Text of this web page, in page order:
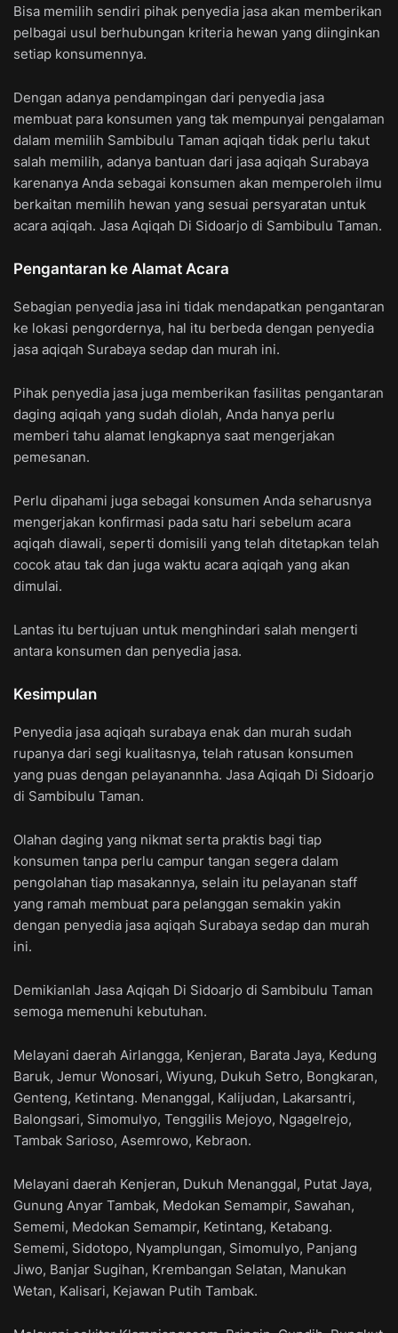
Bisa memilih sendiri pihak penyedia jasa akan memberikan
pelbagai usul berhubungan kriteria hewan yang diinginkan
setiap konsumennya.
Dengan adanya pendampingan dari penyedia jasa
membuat para konsumen yang tak mempunyai pengalaman
dalam memilih Sambibulu Taman aqiqah tidak perlu takut
salah memilih, adanya bantuan dari jasa aqiqah Surabaya
karenanya Anda sebagai konsumen akan memperoleh ilmu
berkaitan memilih hewan yang sesuai persyaratan untuk
acara aqiqah. Jasa Aqiqah Di Sidoarjo di Sambibulu Taman.
Pengantaran ke Alamat Acara
Sebagian penyedia jasa ini tidak mendapatkan pengantaran
ke lokasi pengordernya, hal itu berbeda dengan penyedia
jasa aqiqah Surabaya sedap dan murah ini.
Pihak penyedia jasa juga memberikan fasilitas pengantaran
daging aqiqah yang sudah diolah, Anda hanya perlu
memberi tahu alamat lengkapnya saat mengerjakan
pemesanan.
Perlu dipahami juga sebagai konsumen Anda seharusnya
mengerjakan konfirmasi pada satu hari sebelum acara
aqiqah diawali, seperti domisili yang telah ditetapkan telah
cocok atau tak dan juga waktu acara aqiqah yang akan
dimulai.
Lantas itu bertujuan untuk menghindari salah mengerti
antara konsumen dan penyedia jasa.
Kesimpulan
Penyedia jasa aqiqah surabaya enak dan murah sudah
rupanya dari segi kualitasnya, telah ratusan konsumen
yang puas dengan pelayanannha. Jasa Aqiqah Di Sidoarjo
di Sambibulu Taman.
Olahan daging yang nikmat serta praktis bagi tiap
konsumen tanpa perlu campur tangan segera dalam
pengolahan tiap masakannya, selain itu pelayanan staff
yang ramah membuat para pelanggan semakin yakin
dengan penyedia jasa aqiqah Surabaya sedap dan murah
ini.
Demikianlah Jasa Aqiqah Di Sidoarjo di Sambibulu Taman
semoga memenuhi kebutuhan.
Melayani daerah Airlangga, Kenjeran, Barata Jaya, Kedung
Baruk, Jemur Wonosari, Wiyung, Dukuh Setro, Bongkaran,
Genteng, Ketintang. Menanggal, Kalijudan, Lakarsantri,
Balongsari, Simomulyo, Tenggilis Mejoyo, Ngagelrejo,
Tambak Sarioso, Asemrowo, Kebraon.
Melayani daerah Kenjeran, Dukuh Menanggal, Putat Jaya,
Gunung Anyar Tambak, Medokan Semampir, Sawahan,
Sememi, Medokan Semampir, Ketintang, Ketabang.
Sememi, Sidotopo, Nyamplungan, Simomulyo, Panjang
Jiwo, Banjar Sugihan, Krembangan Selatan, Manukan
Wetan, Kalisari, Kejawan Putih Tambak.